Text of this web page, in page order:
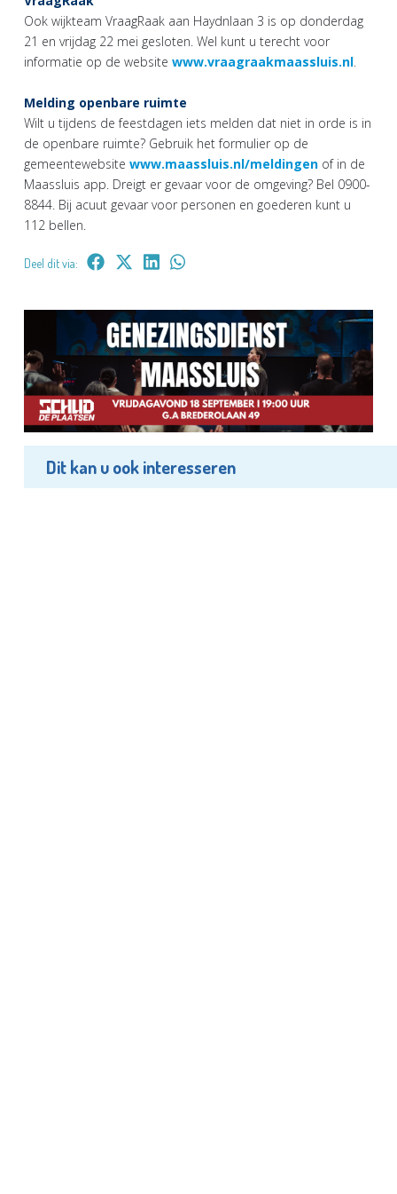
Ook wijkteam VraagRaak aan Haydnlaan 3 is op donderdag
21 en vrijdag 22 mei gesloten. Wel kunt u terecht voor
informatie op de website www.vraagraakmaassluis.nl
Melding openbare ruimte
Wilt u tijdens de feestdagen iets melden dat niet in orde is in
de openbare ruimte? Gebruik het formulier op de
gemeentewebsite www.maassluis.nl/meldingen of in de
Maassluis app. Dreigt er gevaar voor de omgeving? Bel 0900-
8844. Bij acuut gevaar voor personen en goederen kunt u
112 bellen.
Deel dit via:
Dit kan u ook interesseren